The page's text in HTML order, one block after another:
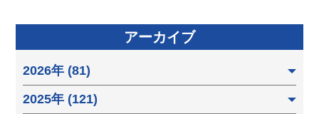
アーカイブ
2026年 (81)
2025年 (121)